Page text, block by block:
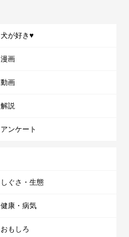
犬が好き♥
漫画
動画
解説
アンケート
しぐさ・生態
健康・病気
おもしろ